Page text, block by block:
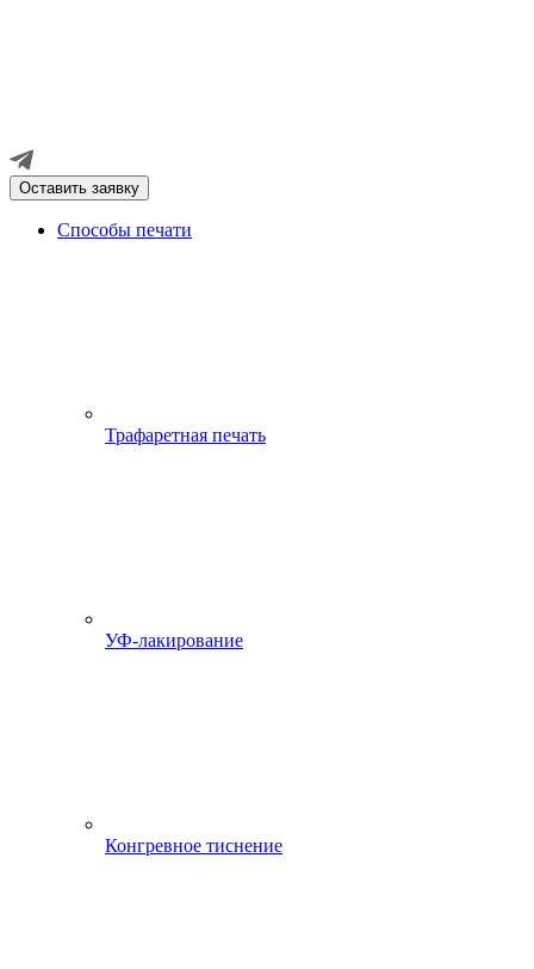
Оставить заявку
Способы печати
Трафаретная печать
УФ-лакирование
Конгревное тиснение